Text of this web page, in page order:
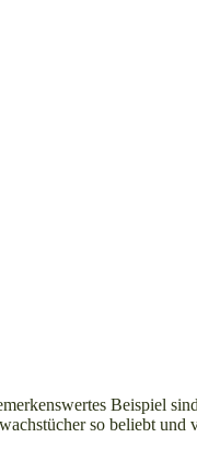
Beispiel sind
so beliebt und